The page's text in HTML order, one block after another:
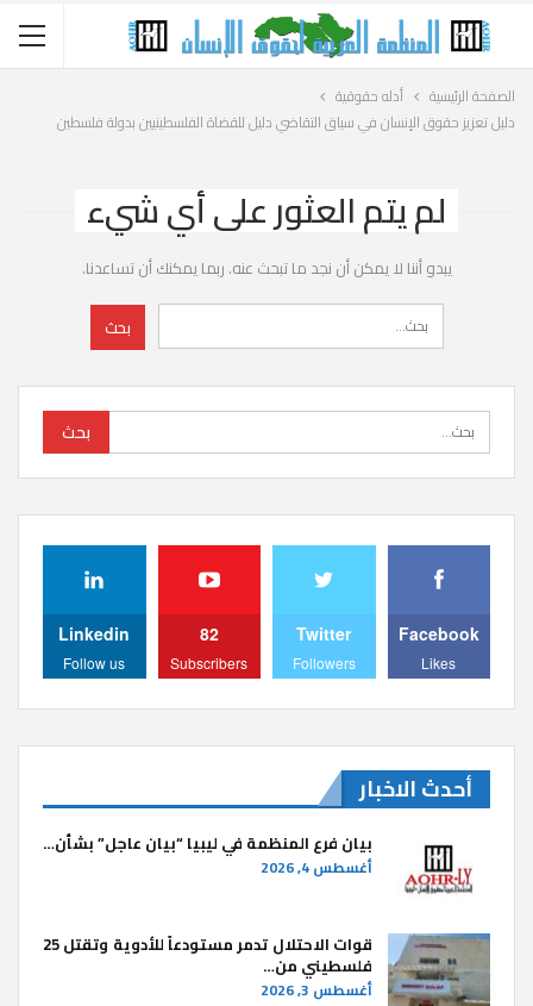
الصفحة الرئيسية
أدله حقوقية
دليل تعزيز حقوق الإنسان في سياق التقاضي دليل للقضاة الفلسطينيين بدولة فلسطين
لم يتم العثور على أي شيء
يبدو أننا لا يمكن أن نجد ما تبحث عنه. ربما يمكنك أن تساعدنا.
Facebook
Likes
Twitter
Followers
82
Subscribers
Linkedin
Follow us
أحدث الاخبار
بيان فرع المنظمة في ليبيا “بيان عاجل” بشأن…
أغسطس 4, 2026
قوات الاحتلال تدمر مستودعاً للأدوية وتقتل 25
فلسطيني من…
أغسطس 3, 2026